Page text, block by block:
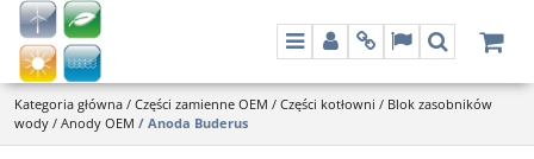
MenuPanelInfoLangSzukaj
Kategoria główna / Części zamienne OEM / Części kotłowni / Blok zasobników
wody / Anody OEM / Anoda Buderus